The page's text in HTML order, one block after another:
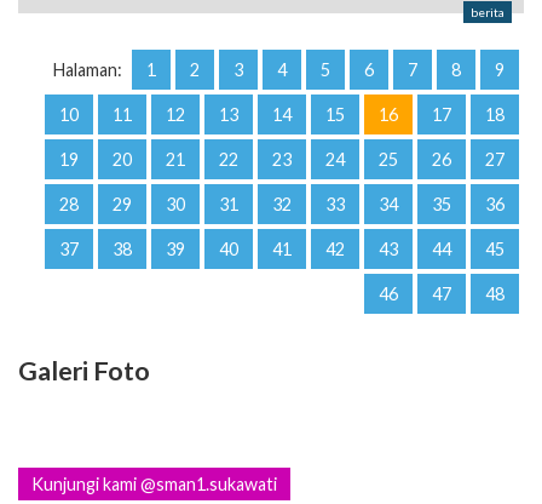
berita
Halaman: 1 2 3 4 5 6 7 8 9
10 11 12 13 14 15 16 17 18
19 20 21 22 23 24 25 26 27
28 29 30 31 32 33 34 35 36
37 38 39 40 41 42 43 44 45
46 47 48
Galeri Foto
Kunjungi kami @sman1.sukawati